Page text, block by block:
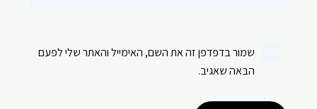
שמור בדפדפן זה את השם, האימייל והאתר שלי לפעם
הבאה שאגיב.